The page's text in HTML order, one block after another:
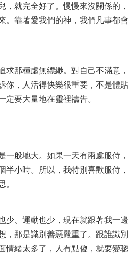
就完全好了。慢慢來沒關係的，
。靠著愛我們的神，我們凡事都會
那種虛無縹緲。對自己不滿意，
你，人活得快樂很重要，不是體貼
要大量地在靈裡禱告。
般地大。如果一天有兩處服侍，
小時。所以，我特別喜歡服侍，
少、運動也少，現在就跟著我一邊
，那是識別善惡嚴重了。跟誰識別
情緒太多了，人有點傻，就要變聰